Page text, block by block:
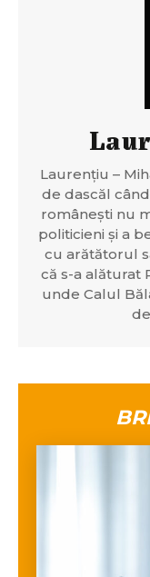
Laurențiu –
de dascăl
românești nu
politicieni și a
cu arătătorul
că s-a alăturat
unde Calul